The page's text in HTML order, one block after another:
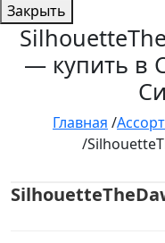
Закрыть
— купить в
Главная /
/